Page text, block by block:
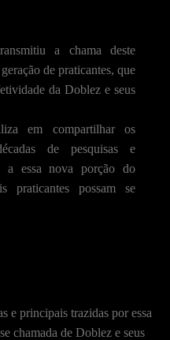
a chama deste
de praticantes, que
da Doblez e seus
em compartilhar os
de pesquisas e
a essa nova porção do
praticantes possam se
e principais trazidas por essa
chamada de Doblez e seus